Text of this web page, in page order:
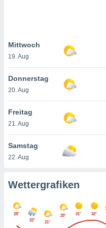
können
von
und
klicken.
und
Mittwoch
19. Aug
Donnerstag
20. Aug
Freitag
21. Aug
Samstag
22. Aug
Wettergrafiken
28°
22°
21°
25° 31° 32°